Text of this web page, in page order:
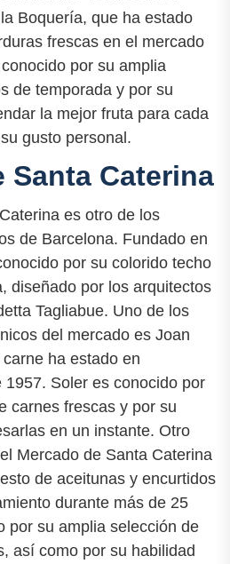
Boquería, que ha estado
frescas en el mercado
por su amplia
de temporada y por su
la mejor fruta para cada
gusto personal.
Santa Caterina
es otro de los
de Barcelona. Fundado en
por su colorido techo
diseñado por los arquitectos
Tagliabue. Uno de los
del mercado es Joan
ha estado en
Soler es conocido por
carnes frescas y por su
en un instante. Otro
Mercado de Santa Caterina
de aceitunas y encurtidos
durante más de 25
por su amplia selección de
así como por su habilidad